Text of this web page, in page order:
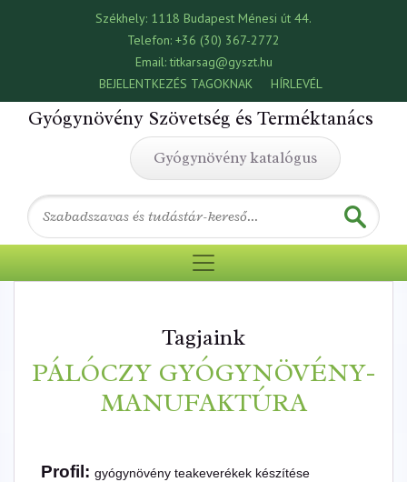
Székhely: 1118 Budapest Ménesi út 44.
Telefon: +36 (30) 367-2772
Email:titkarsag@gyszt.hu
BEJELENTKEZÉS TAGOKNAK
HÍRLEVÉL
Gyógynövény Szövetség és Terméktanács
Gyógynövény katalógus
Tagjaink
PÁLÓCZY GYÓGYNÖVÉNY-
MANUFAKTÚRA
Profil: gyógynövény teakeverékek készítése